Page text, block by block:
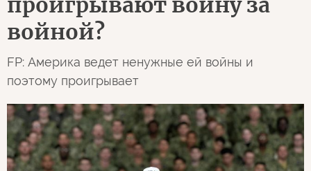
войной?
FP: Америка ведет ненужные ей войны и
поэтому проигрывает